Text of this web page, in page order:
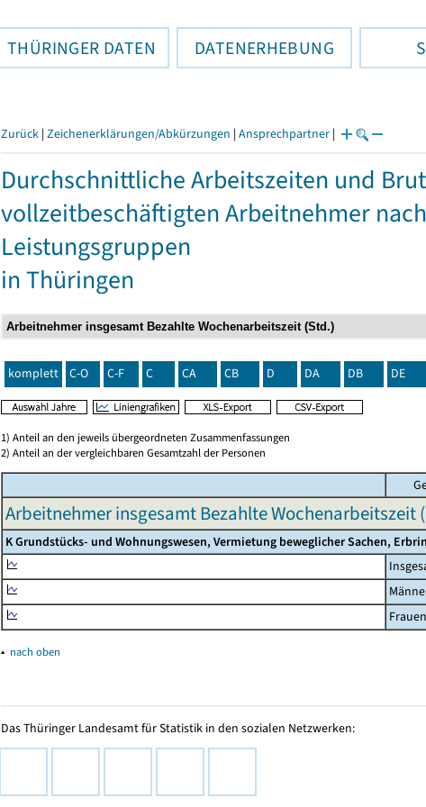
THÜRINGER DATEN DATENERHEBUNG
Zurück | Zeichenerklärungen/Abkürzungen | Ansprechpartner |
Durchschnittliche Arbeitszeiten und
vollzeitbeschäftigten Arbeitnehmer
Leistungsgruppen
in Thüringen
komplett C-O C-F C CA CB D DA DB DE
1) Anteil an den jeweils übergeordneten Zusammenfassungen
2) Anteil an der vergleichbaren Gesamtzahl der Personen
Arbeitnehmer insgesamt Bezahlte Wochenarbeitszeit
K Grundstücks- und Wohnungswesen, Vermietung beweglicher Sachen,
Frauen
▴ nach oben
Das Thüringer Landesamt für Statistik in den sozialen Netzwerken: